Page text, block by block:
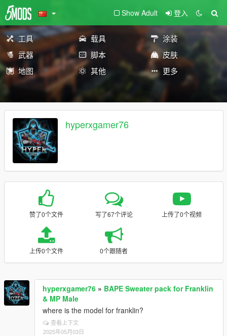
Show Adult 登入
工具 载具
涂装
武器
脚本
皮肤
地图
其他 更多
hyperxgamer76
赞了0个文件 写了67个评论 上传了0个视频
上传0个文件 0个跟随者
hyperxgamer76 » BAPE Sweater pack for Franklin
& MP Male
where is the model for franklin?
查看上下文
2025年05月03日